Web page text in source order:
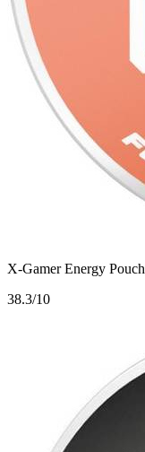
X-Gamer Energy Pouch
38.3/10